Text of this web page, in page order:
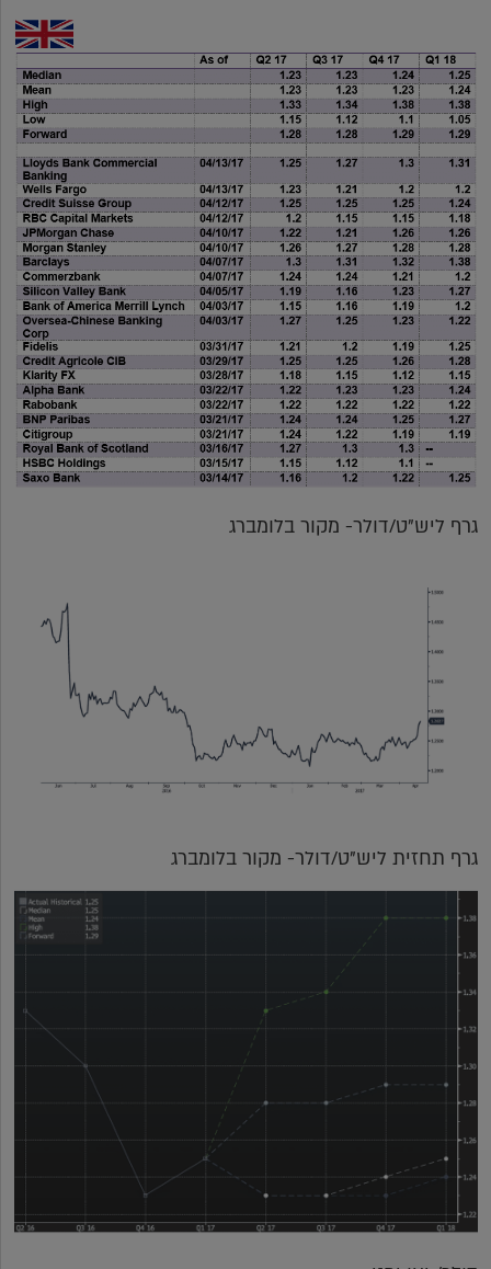
גרף ליש"ט/דולר- מקור בלומברג
גרף תחזית ליש"ט/דולר- מקור בלומברג